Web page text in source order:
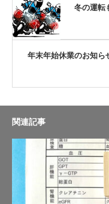
冬の運転
年末年始休業のお知ら
関連記事